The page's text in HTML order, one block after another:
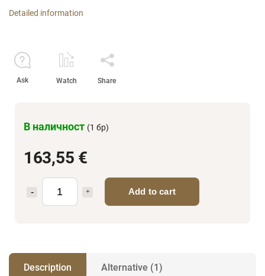
163,55 €
Add to cart
В наличност (1 бр)
Detailed information
Ask Watch Share
Description Alternative (1)